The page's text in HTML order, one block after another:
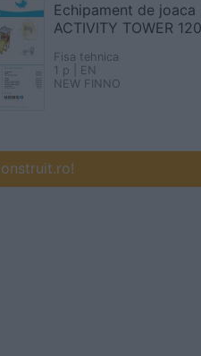
Echipament de
ACTIVITY TOWER
Fisa tehnica
1 p | EN
NEW FINNO